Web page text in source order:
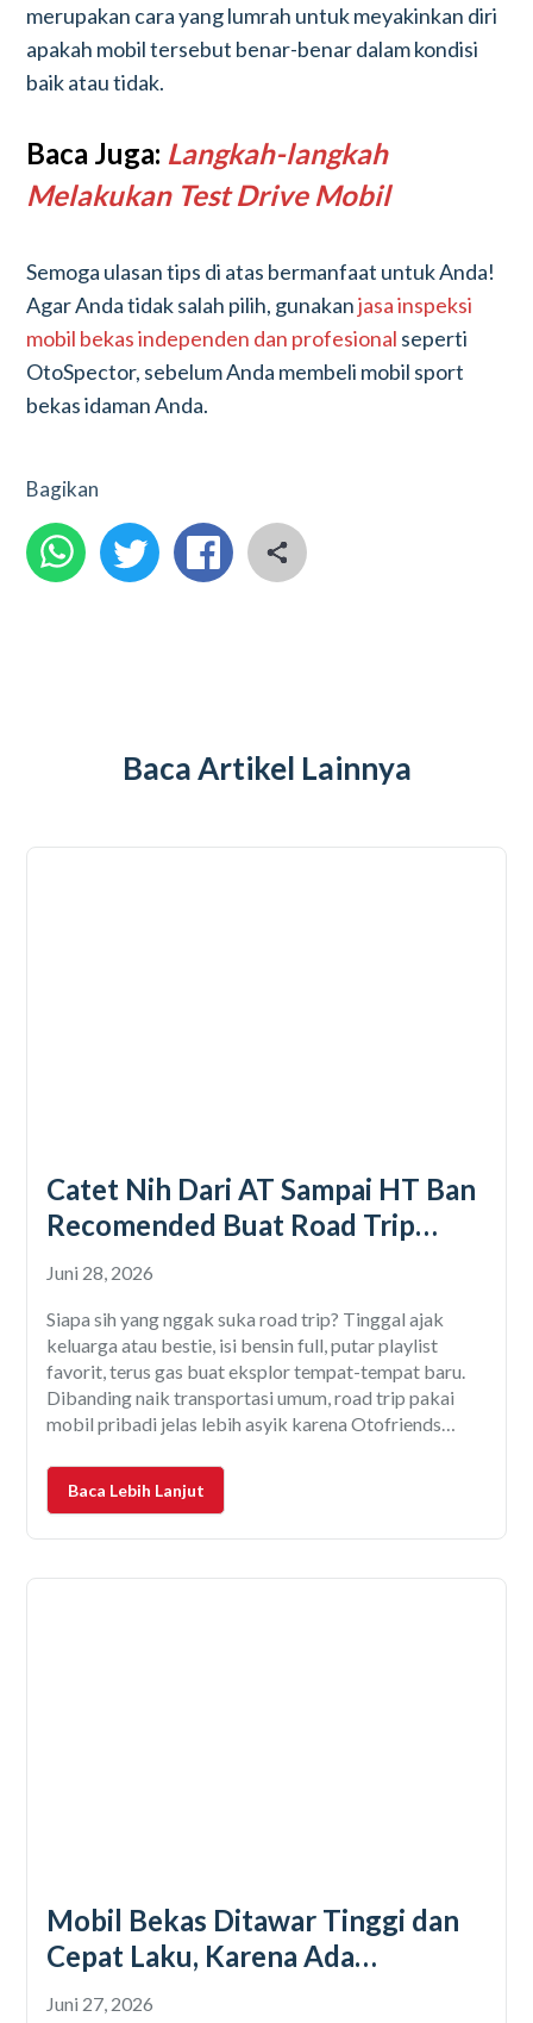
merupakan cara yang lumrah untuk meyakinkan diri
apakah mobil tersebut benar-benar dalam kondisi
baik atau tidak.
Baca Juga: Langkah-langkah
Melakukan Test Drive Mobil
Semoga ulasan tips di atas bermanfaat untuk Anda!
Agar Anda tidak salah pilih, gunakanjasa inspeksi
mobil bekas independen dan profesional seperti
OtoSpector, sebelum Anda membeli mobil sport
bekas idaman Anda.
Bagikan
Baca Artikel Lainnya
Catet Nih Dari AT Sampai HT Ban
Recomended Buat Road Trip
Mobil
Juni 28, 2026
Siapa sih yang nggak suka road trip? Tinggal ajak
keluarga atau bestie, isi bensin full, putar playlist
favorit, terus gas buat eksplor tempat-tempat baru.
Dibanding naik transportasi umum, road trip pakai
mobil pribadi jelas lebih asyik karena Otofriends
sekalian hunting kuliner atau foto-foto di spot kece.
Tapi,
Baca Lebih Lanjut
Mobil Bekas Ditawar Tinggi dan
Cepat Laku, Karena Ada
Garansinya
Juni 27, 2026